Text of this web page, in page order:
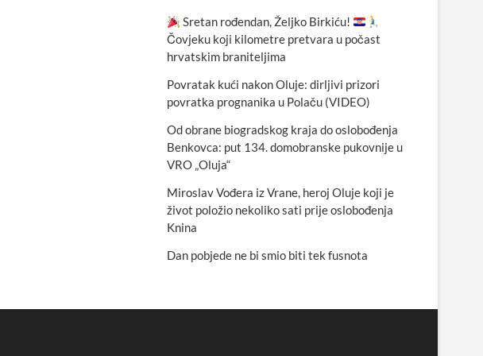
Sretan rođendan, Željko Birkiću!
Čovjeku koji kilometre pretvara u počast
hrvatskim braniteljima
Povratak kući nakon Oluje: dirljivi prizori
povratka prognanika u Polaču (VIDEO)
Od obrane biogradskog kraja do oslobođenja
Benkovca: put 134. domobranske pukovnije u
VRO „Oluja“
Miroslav Vođera iz Vrane, heroj Oluje koji je
život položio nekoliko sati prije oslobođenja
Knina
Dan pobjede ne bi smio biti tek fusnota